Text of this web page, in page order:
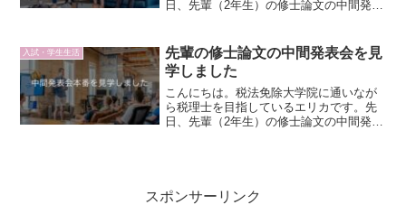
日、先輩（2年生）の修士論文の中間発表
人と、副査の先生2名の合計3人の前で、
論文の進捗を発表しま...
入試・学生生活
先輩の修士論文の中間発表会を見
学しました
こんにちは。税法免除大学院に通いなが
ら税理士を目指しているエリカです。先
日、先輩（2年生）の修士論文の中間発表
スポンサーリンク